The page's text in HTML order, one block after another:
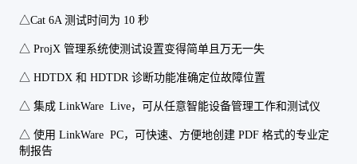
△Cat 6A 测试时间为 10 秒
△ ProjX 管理系统使测试设置变得简单且万无一失
△ HDTDX 和 HDTDR 诊断功能准确定位故障位置
△ 集成 LinkWare Live，可从任意智能设备管理工作和测试仪
△ 使用 LinkWare PC，可快速、方便地创建 PDF 格式的专业定
制报告